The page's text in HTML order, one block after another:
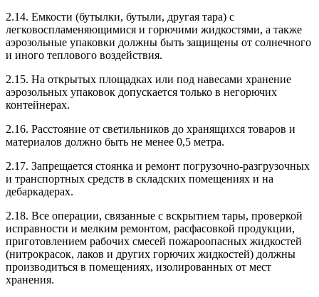
2.14. Емкости (бутылки, бутыли, другая тара) с
легковоспламеняющимися и горючими жидкостями, а также
аэрозольные упаковки должны быть защищены от солнечного
и иного теплового воздействия.
2.15. На открытых площадках или под навесами хранение
аэрозольных упаковок допускается только в негорючих
контейнерах.
2.16. Расстояние от светильников до хранящихся товаров и
материалов должно быть не менее 0,5 метра.
2.17. Запрещается стоянка и ремонт погрузочно-разгрузочных
и транспортных средств в складских помещениях и на
дебаркадерах.
2.18. Все операции, связанные с вскрытием тары, проверкой
исправности и мелким ремонтом, расфасовкой продукции,
приготовлением рабочих смесей пожароопасных жидкостей
(нитрокрасок, лаков и других горючих жидкостей) должны
производиться в помещениях, изолированных от мест
хранения.